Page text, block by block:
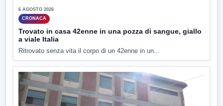
6 AGOSTO 2026
CRONACA
Trovato in casa 42enne in una pozza di sangue, giallo
a viale Italia
Ritrovato senza vita il corpo di un 42enne in un...